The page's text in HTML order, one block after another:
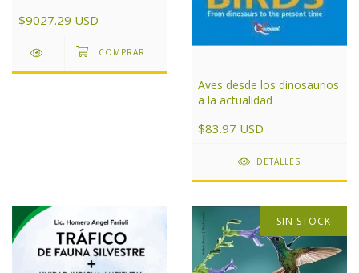
$9027.29 USD
Aves desde los dinosaurios
a la actualidad
$83.97 USD
DETALLES
SIN STOCK